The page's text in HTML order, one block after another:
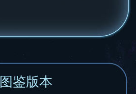
图鉴版本